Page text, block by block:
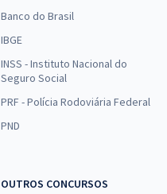
Banco do Brasil
IBGE
INSS - Instituto Nacional do
Seguro Social
PRF - Polícia Rodoviária Federal
PND
OUTROS CONCURSOS